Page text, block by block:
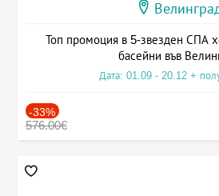
Топ промоция в 5-звезден СПА
басейни във
Дата: 01.09 - 20.12 +
-33%
576.00€